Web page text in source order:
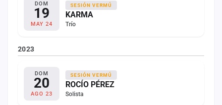
DOM
19
MAY 24
SESIÓN VERMÚ
KARMA
Trío
2023
DOM
20
AGO 23
SESIÓN VERMÚ
ROCÍO PÉREZ
Solista